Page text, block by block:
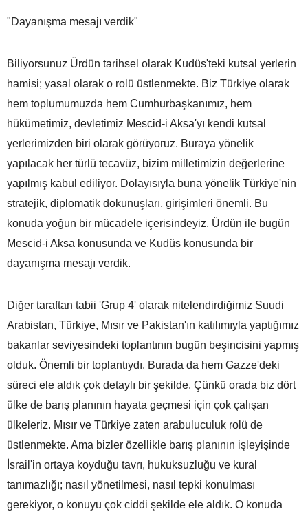
"Dayanışma mesajı verdik"
Biliyorsunuz Ürdün tarihsel olarak Kudüs'teki kutsal yerlerin
hamisi; yasal olarak o rolü üstlenmekte. Biz Türkiye olarak
hem toplumumuzda hem Cumhurbaşkanımız, hem
hükümetimiz, devletimiz Mescid-i Aksa'yı kendi kutsal
yerlerimizden biri olarak görüyoruz. Buraya yönelik
yapılacak her türlü tecavüz, bizim milletimizin değerlerine
yapılmış kabul ediliyor. Dolayısıyla buna yönelik Türkiye'nin
stratejik, diplomatik dokunuşları, girişimleri önemli. Bu
konuda yoğun bir mücadele içerisindeyiz. Ürdün ile bugün
Mescid-i Aksa konusunda ve Kudüs konusunda bir
dayanışma mesajı verdik.
Diğer taraftan tabii 'Grup 4' olarak nitelendirdiğimiz Suudi
Arabistan, Türkiye, Mısır ve Pakistan'ın katılımıyla yaptığımız
bakanlar seviyesindeki toplantının bugün beşincisini yapmış
olduk. Önemli bir toplantıydı. Burada da hem Gazze'deki
süreci ele aldık çok detaylı bir şekilde. Çünkü orada biz dört
ülke de barış planının hayata geçmesi için çok çalışan
ülkeleriz. Mısır ve Türkiye zaten arabuluculuk rolü de
üstlenmekte. Ama bizler özellikle barış planının işleyişinde
İsrail'in ortaya koyduğu tavrı, hukuksuzluğu ve kural
tanımazlığı; nasıl yönetilmesi, nasıl tepki konulması
gerekiyor, o konuyu çok ciddi şekilde ele aldık. O konuda